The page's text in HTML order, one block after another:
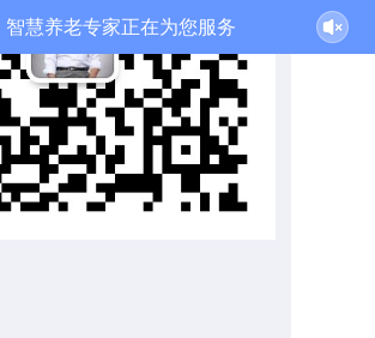
智慧养老专家正在为您服务